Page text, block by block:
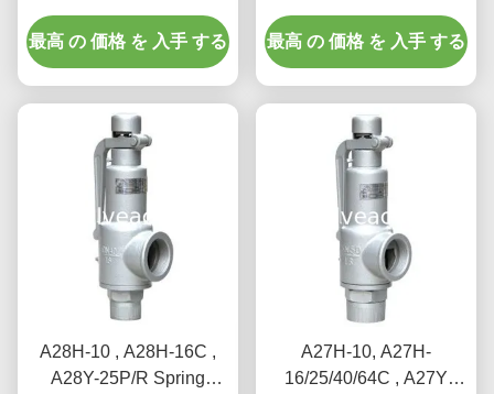
safety valve（A41Y）
suitable for working
temperature 300degree
最高 の 価格 を 入手 する
lift type safety valve,
suitable for equipment
and pipeline
最高 の 価格 を 入手 する
A28H-10 , A28H-16C ,
A28Y-25P/R Spring
A27H-10, A27H-
16/25/40/64C , A27Y